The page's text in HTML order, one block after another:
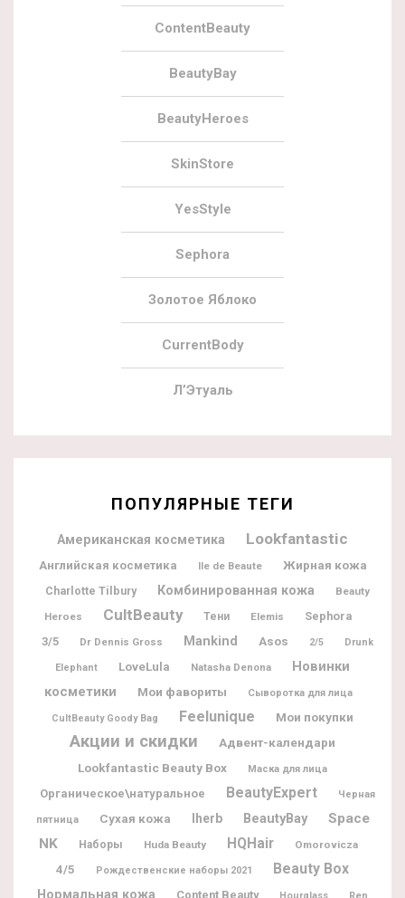
ContentBeauty
BeautyBay
BeautyHeroes
SkinStore
YesStyle
Sephora
Золотое Яблоко
CurrentBody
Л’Этуаль
ПОПУЛЯРНЫЕ ТЕГИ
Американская косметика Lookfantastic
Английская косметика Ile de Beaute Жирная кожа
Charlotte Tilbury Комбинированная кожа
Beauty
Heroes
CultBeauty Тени Elemis
Sephora
3/5
Dr Dennis Gross Mankind Asos 2/5 Drunk
Elephant LoveLula Natasha Denona
Новинки
косметики
Мои фавориты Сыворотка для лица
CultBeauty Goody Bag Feelunique Мои покупки
Акции и скидки
Адвент-календари
Lookfantastic Beauty Box
Маска для лица
Органическое\натуральное BeautyExpert Черная
пятница Сухая кожа Iherb BeautyBay
Space
NK
Наборы Huda Beauty HQHair Omorovicza
4/5 Рождественские наборы 2021 Beauty Box
Нормальная кожа Content Beauty Hourglass Ren